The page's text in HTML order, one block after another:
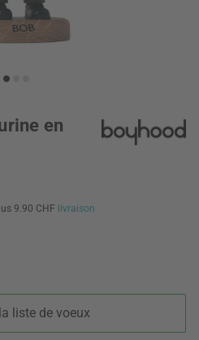
en
9.90 CHF livraison
liste de voeux